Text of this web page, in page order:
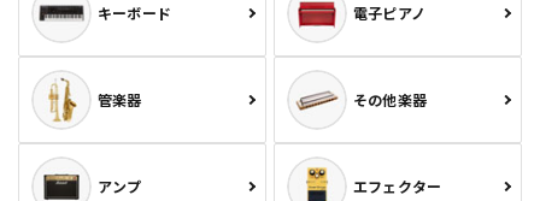
キーボード 電子ピアノ
管楽器 その他楽器
アンプ エフェクター